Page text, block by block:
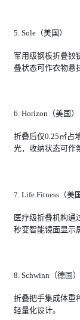
5. Sole（美国）
军用级钢板折叠铰
叠状态可作衣物悬
6. Horizon（美国）
折叠后仅0.25㎡占
光，收纳状态可作
7. Life Fitness（美
医疗级折叠机构通
秒变智能镜面显示
8. Schwinn（德国）
折叠把手集成体重
轻量化设计。